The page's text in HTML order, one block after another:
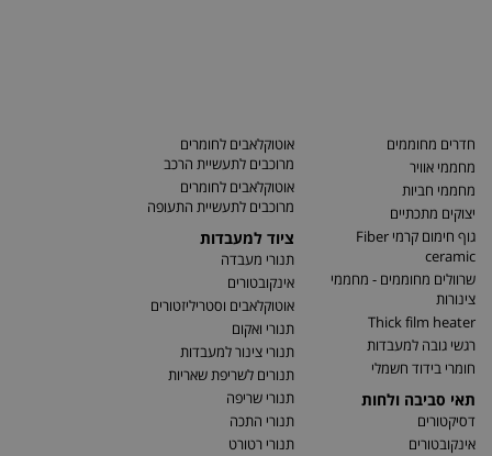
חדרים מחוממים
מחממי אוויר
מחממי חביות
יצוקים מתכתיים
גוף חימום קרמי Fiber
ceramic
שרוולים מחוממים - מחממי
צינורות
Thick film heater
רגשי גובה למעבדות
חומרי בידוד חשמלי
תאי סביבה ולחות
דסיקטורים
אינקובטורים
אוטוקלאבים לחומרים
מרוכבים לתעשיית הרכב
אוטוקלאבים לחומרים
מרוכבים לתעשיית התעופה
ציוד למעבדות
תנורי מעבדה
אינקובטורים
אוטוקלאבים וסטריליזטורים
תנורי ואקום
תנורי צינור למעבדות
תנורים לשריפת שאריות
תנורי שריפה
תנורי התכה
תנורי רטורט